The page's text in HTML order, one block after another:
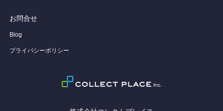
お問合せ
Blog
プライバシーポリシー